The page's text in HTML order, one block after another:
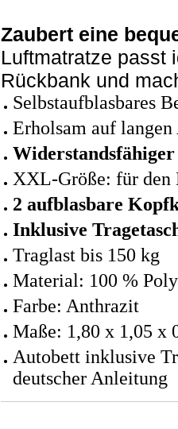
Zaubert eine
Luftmatratze passt
Rückbank und
Selbstaufblasbares
Erholsam auf
XXL-Größe: für den
2 aufblasbare
Inklusive
Traglast bis 150 kg
Material: 100 %
Farbe: Anthrazit
Maße: 1,80 x 1,05 x
Autobett inklusive
deutscher Anleitung